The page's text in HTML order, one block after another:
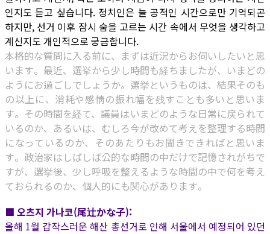
인지도 듣고 싶습니다. 정치인은 늘 공적인 시간으로만 기억되곤
하지만, 선거 이후 잠시 숨을 고르는 시간 속에서 무엇을 생각하고
계신지도 개인적으로 궁금합니다.
本格的な質問に入る前に、まずは近況からお伺いしたいと思
います。最近、選挙から少し時間も経ちましたが、いまどの
ようにお過ごしでしょうか。選挙というものは、結果そのも
の以上に、消耗や感情の振れ幅を残すことも多いと思いま
す。その時間を経て、議員はいまどのような日常に戻られて
いるのか、あるいは、むしろ今が改めて考えを整理する時間
になっているのか、そのあたりもお聞きできればと思いま
す。政治家はしばしば公的な時間の中だけで記憶されがちで
すが、選挙後、少し呼吸を整えるような時間の中で何を考え
ておられるのか、個人的にも関心があります。
■ 오츠지 가나코(尾辻かな子):
올해 1월 갑작스러운 해산 총선거로 인해 서울에서 예정되어 있던